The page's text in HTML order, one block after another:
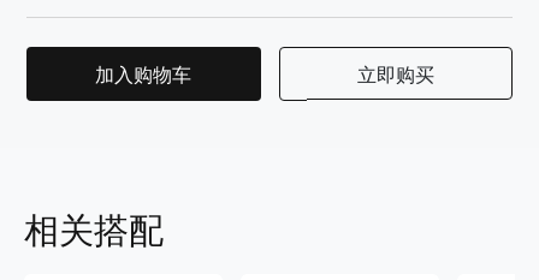
加入购物车 立即购买
相关搭配